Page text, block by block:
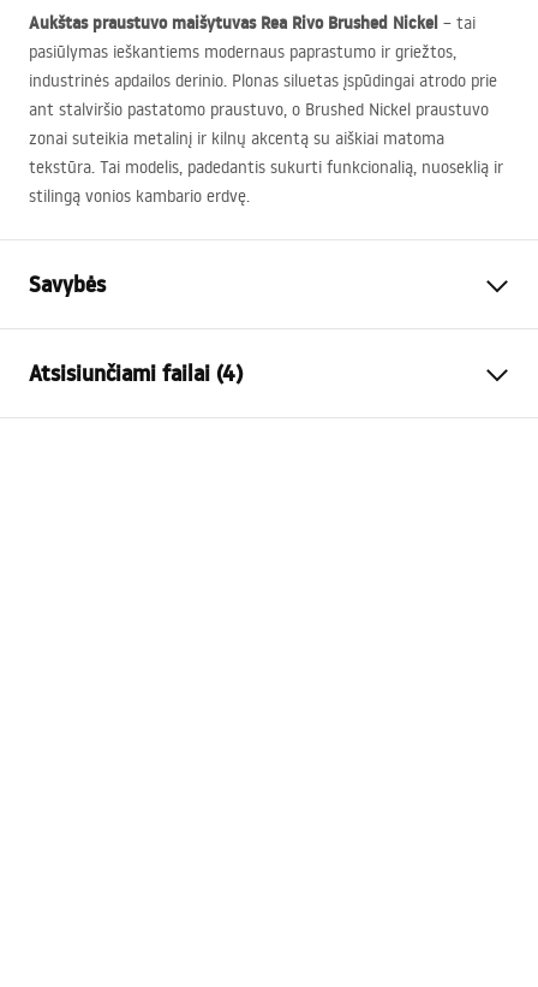
Aukštas praustuvo maišytuvas Rea Rivo Brushed Nickel – tai
pasiūlymas ieškantiems modernaus paprastumo ir griežtos,
industrinės apdailos derinio. Plonas siluetas įspūdingai atrodo prie
ant stalviršio pastatomo praustuvo, o Brushed Nickel praustuvo
zonai suteikia metalinį ir kilnų akcentą su aiškiai matoma
tekstūra. Tai modelis, padedantis sukurti funkcionalią, nuoseklią ir
stilingą vonios kambario erdvę.
Savybės
Montavimo būdas
Spalva
Šlifuotas plienas
Atsisiunčiami failai (4)